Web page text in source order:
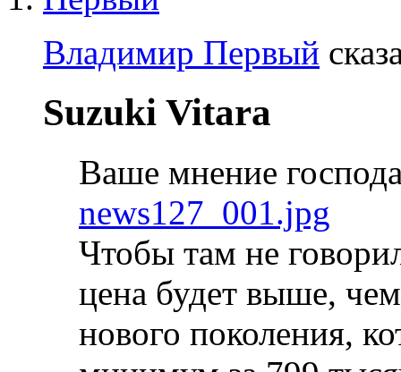
Владимир Первый
Suzuki Vitara
Ваше мнение
news127_001.jpg
Чтобы там не
цена будет выше,
нового поколения,